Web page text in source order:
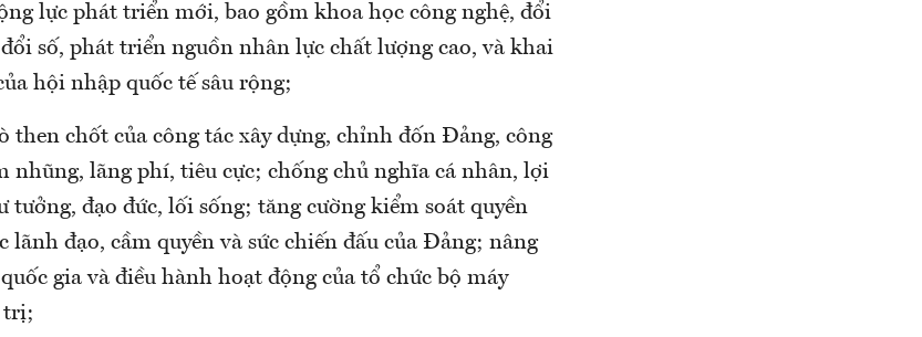
lực phát triển mới, bao gồm khoa học công nghệ, đổi
số, phát triển nguồn nhân lực chất lượng cao, và khai
hội nhập quốc tế sâu rộng;
then chốt của công tác xây dựng, chỉnh đốn Đảng, công
nhũng, lãng phí, tiêu cực; chống chủ nghĩa cá nhân, lợi
tưởng, đạo đức, lối sống; tăng cường kiểm soát quyền
lãnh đạo, cầm quyền và sức chiến đấu của Đảng; nâng
gia và điều hành hoạt động của tổ chức bộ máy
trị;